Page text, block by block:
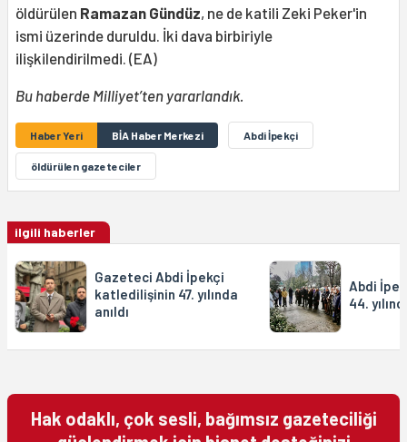
öldürülen Ramazan Gündüz, ne de katili Zeki Peker'in
ismi üzerinde duruldu. İki dava birbiriyle
ilişkilendirilmedi. (EA)
Bu haberde Milliyet’ten yararlandık.
Haber Yeri BİA Haber Merkezi Abdi İpekçi
öldürülen gazeteciler
ilgili haberler
Gazeteci Abdi İpekçi
katledilişinin 47. yılında
anıldı
Abdi
44.
Hak odaklı, çok sesli, bağımsız gazeteciliği